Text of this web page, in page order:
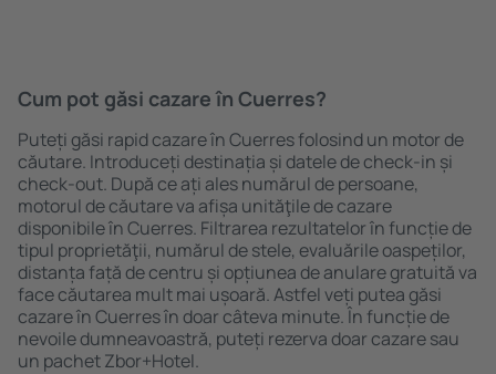
Cum pot găsi cazare în Cuerres?
Puteți găsi rapid cazare în Cuerres folosind un motor de
căutare. Introduceți destinația și datele de check-in și
check-out. După ce ați ales numărul de persoane,
motorul de căutare va afișa unităţile de cazare
disponibile în Cuerres. Filtrarea rezultatelor în funcție de
tipul proprietăţii, numărul de stele, evaluările oaspeților,
distanța față de centru și opțiunea de anulare gratuită va
face căutarea mult mai ușoară. Astfel veți putea găsi
cazare în Cuerres în doar câteva minute. În funcție de
nevoile dumneavoastră, puteți rezerva doar cazare sau
un pachet Zbor+Hotel.